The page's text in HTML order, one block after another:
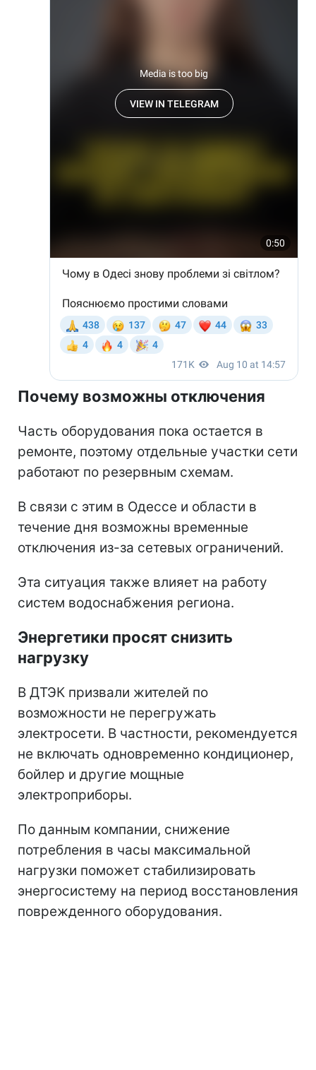
Почему возможны отключения
Часть оборудования пока остается в
ремонте, поэтому отдельные участки сети
работают по резервным схемам.
В связи с этим в Одессе и области в
течение дня возможны временные
отключения из-за сетевых ограничений.
Эта ситуация также влияет на работу
систем водоснабжения региона.
Энергетики просят снизить
нагрузку
В ДТЭК призвали жителей по
возможности не перегружать
электросети. В частности, рекомендуется
не включать одновременно кондиционер,
бойлер и другие мощные
электроприборы.
По данным компании, снижение
потребления в часы максимальной
нагрузки поможет стабилизировать
энергосистему на период восстановления
поврежденного оборудования.